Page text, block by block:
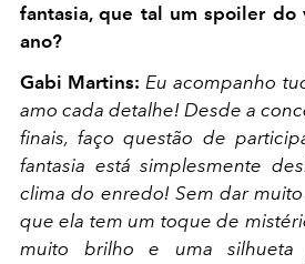
fantasia, que tal um spoiler do
ano?
Gabi Martins:Eu acompanho
amo cada detalhe! Desde a
finais, faço questão de
fantasia está simplesmente
clima do enredo! Sem dar
que ela tem um toque de
muito brilho e uma silhueta